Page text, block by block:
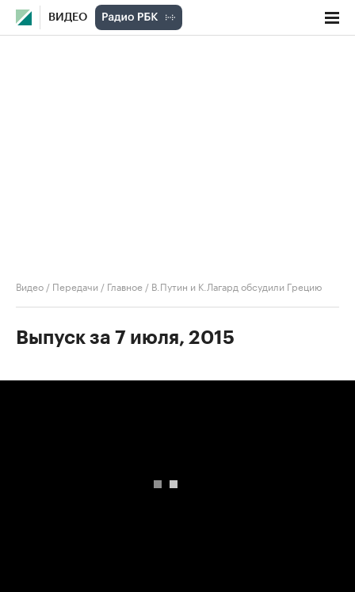
ВИДЕО
Видео / Передачи / Главное / В.Путин и К.Лагард обсудили Грецию
Выпуск за 7 июля, 2015